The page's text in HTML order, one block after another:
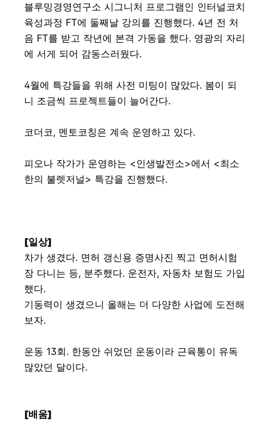
블루밍경영연구소 시그니처 프로그램인 인터널코치
육성과정 FT에 둘째날 강의를 진행했다. 4년 전 처
음 FT를 받고 작년에 본격 가동을 했다. 영광의 자리
에 서게 되어 감동스러웠다.
4월에 특강들을 위해 사전 미팅이 많았다. 봄이 되
니 조금씩 프로젝트들이 늘어간다.
코더코, 멘토코칭은 계속 운영하고 있다.
피오나 작가가 운영하는 <인생발전소>에서 <최소
한의 불렛저널> 특강을 진행했다.
[일상]
차가 생겼다. 면허 갱신용 증명사진 찍고 면허시험
장 다니는 등, 분주했다. 운전자, 자동차 보험도 가입
했다.
기동력이 생겼으니 올해는 더 다양한 사업에 도전해
보자.
운동 13회. 한동안 쉬었던 운동이라 근육통이 유독
많았던 달이다.
[배움]